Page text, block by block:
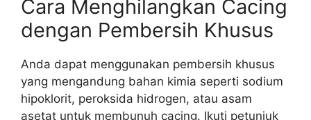
Cara Menghilangkan Cacing
dengan Pembersih Khusus
Anda dapat menggunakan pembersih khusus
yang mengandung bahan kimia seperti sodium
hipoklorit, peroksida hidrogen, atau asam
asetat untuk membunuh cacing. Ikuti petunjuk